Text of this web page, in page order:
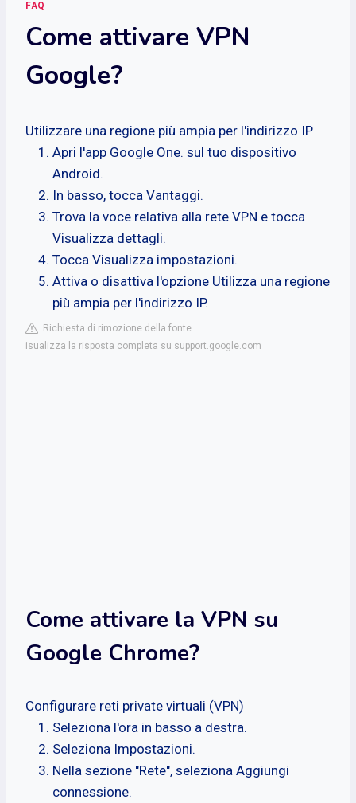
FAQ
Come attivare VPN
Google?
Utilizzare una regione più ampia per l'indirizzo IP
Apri l'app Google One. sul tuo dispositivo
Android.
In basso, tocca Vantaggi.
Trova la voce relativa alla rete VPN e tocca
Visualizza dettagli.
Tocca Visualizza impostazioni.
Attiva o disattiva l'opzione Utilizza una regione
più ampia per l'indirizzo IP.
Richiesta di rimozione della fonte
isualizza la risposta completa su support.google.com
Come attivare la VPN su
Google Chrome?
Configurare reti private virtuali (VPN)
Seleziona l'ora in basso a destra.
Seleziona Impostazioni.
Nella sezione "Rete", seleziona Aggiungi
connessione.